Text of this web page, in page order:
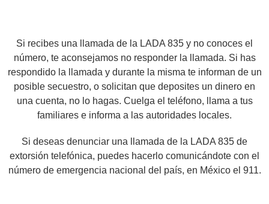
Si recibes una llamada de la LADA 835 y no conoces el
número, te aconsejamos no responder la llamada. Si has
respondido la llamada y durante la misma te informan de un
posible secuestro, o solicitan que deposites un dinero en
una cuenta, no lo hagas. Cuelga el teléfono, llama a tus
familiares e informa a las autoridades locales.
Si deseas denunciar una llamada de la LADA 835 de
extorsión telefónica, puedes hacerlo comunicándote con el
número de emergencia nacional del país, en México el 911.